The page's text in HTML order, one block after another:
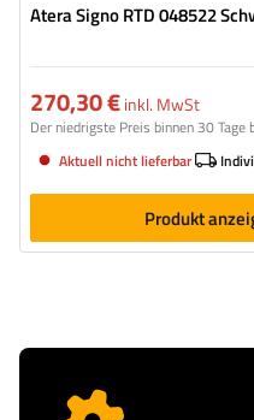
Atera Signo RTD 048522
270,30 €inkl. MwSt
Der niedrigste Preis binnen 30 Tage
Aktuell nicht lieferbar
Produkt